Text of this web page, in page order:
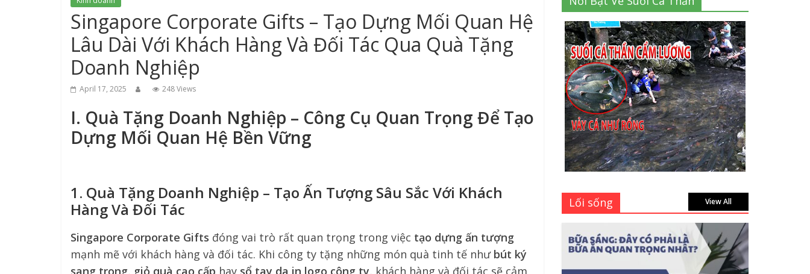
Singapore Corporate Gifts – Tạo Dựng Mối Quan Hệ
Lâu Dài Với Khách Hàng Và Đối Tác Qua Quà Tặng
Doanh Nghiệp
April 17, 2025 248 Views
I. Quà Tặng Doanh Nghiệp – Công Cụ Quan Trọng Để Tạo
Dựng Mối Quan Hệ Bền Vững
1. Quà Tặng Doanh Nghiệp – Tạo Ấn Tượng Sâu Sắc Với Khách
Hàng Và Đối Tác
Singapore Corporate Gifts đóng vai trò rất quan trọng trong việc tạo dựng ấn tượng
mạnh mẽ với khách hàng và đối tác. Khi công ty tặng những món quà tinh tế như bút ký
sang trọng, giỏ quà cao cấp hay sổ tay da in logo công ty, khách hàng và đối tác sẽ cảm
Danh sách 8 đại lý bán
tập vở học sinh giá sỉ
tại Tphcm uy tín được
đánh giá High
July 16, 2026
Cập nhật mới nhất: Vở
học sinh 96 trang giá
bao nhiêu tại 3 đại lý
lớn có tiếng ở Tphcm
hiện nay?
July 9, 2026
nhôm kính cửa lùa Siêu
Rẻ mới nhất 2026 –
Chất lượng cực đỉnh
August 7, 2026
Lối sống View All